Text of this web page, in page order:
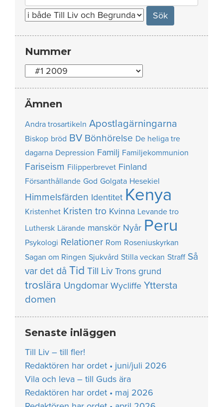
for:
Nummer
Nummer
Ämnen
Andra trosartikeln Apostlagärningarna
Biskop bröd BV Bönhörelse De heliga tre
dagarna Depression Familj Familjekommunion
Fariseism Filipperbrevet Finland
Försanthållande God Golgata Hesekiel
Himmelsfärden Identitet Kenya
Kristenhet Kristen tro Kvinna Levande tro
Luthersk Lärande manskör Nyår Peru
Psykologi Relationer Rom Roseniuskyrkan
Sagan om Ringen Sjukvård Stilla veckan Straff Så
var det då Tid Till Liv Trons grund
troslära Ungdomar Wycliffe Yttersta
domen
Senaste inläggen
Till Liv – till fler!
Redaktören har ordet • juni/juli 2026
Vila och leva – till Guds ära
Redaktören har ordet • maj 2026